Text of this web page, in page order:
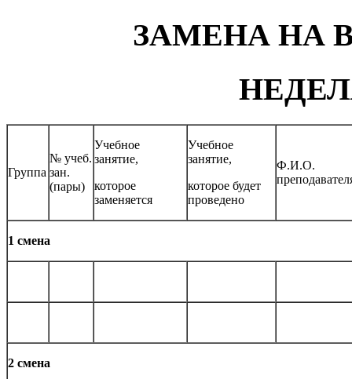
ЗАМЕНА НА
Группа
№ учеб.
зан.
(пары)
Учебное
занятие,
которое
заменяется
Учебное
занятие,
которое будет
проведено
Ф.И.О.
1 смена
2 смена